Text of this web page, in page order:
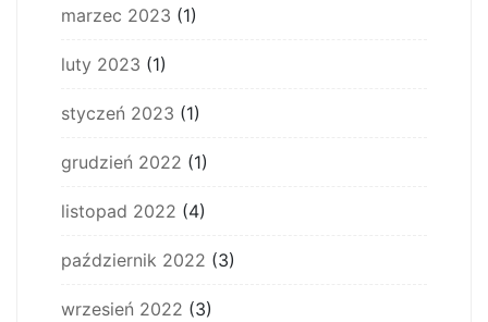
marzec 2023 (1)
luty 2023 (1)
styczeń 2023 (1)
grudzień 2022 (1)
listopad 2022 (4)
październik 2022 (3)
wrzesień 2022 (3)